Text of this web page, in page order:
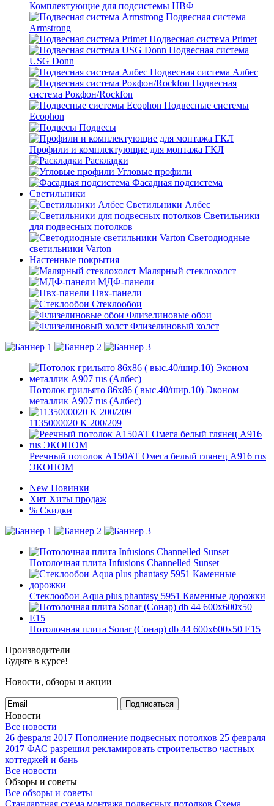
Комплектующие для подсистемы НВФ
Подвесная система
Armstrong
Подвесная система Primet
Подвесная система
USG Donn
Подвесная система Албес
Подвесная
система Рокфон/Rockfon
Подвесные системы
Ecophon
Подвесы
Профили и комплектующие для монтажа ГКЛ
Раскладки
Угловые профили
Фасадная подсистема
Светильники
Светильники Албес
Светильники
для подвесных потолков
Светодиодные
светильники Varton
Настенные покрытия
Малярный стеклохолст
МДФ-панели
Пвх-панели
Стеклообои
Флизелиновые обои
Флизелиновый холст
Потолок грильято 86х86 ( выс.40/шир.10) Эконом
металлик А907 rus (Албес)
1135000020 K 200/209
Реечный потолок A150AT Омега белый глянец А916 rus
ЭКОНОМ
New Новинки
Хит Хиты продаж
% Скидки
Потолочная плита Infusions Channelled Sunset
Стеклообои Aqua plus phantasy 5951 Каменные дорожки
Потолочная плита Sonar (Сонар) db 44 600x600x50 E15
Производители
Будьте в курсе!
Новости, обзоры и акции
Подписаться
Новости
Все новости
26 февраля 2017 Пополнение подвесных потолков 25 февраля
2017 ФАС разрешил рекламировать строительство частных
коттеджей и бань
Все новости
Обзоры и советы
Все обзоры и советы
Стандартная схема монтажа подвесных потолков Схема